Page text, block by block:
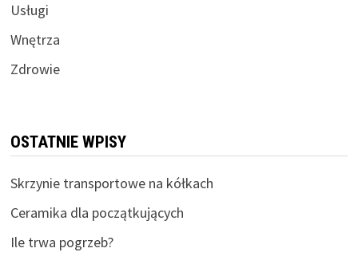
Usługi
Wnętrza
Zdrowie
OSTATNIE WPISY
Skrzynie transportowe na kółkach
Ceramika dla początkujących
Ile trwa pogrzeb?